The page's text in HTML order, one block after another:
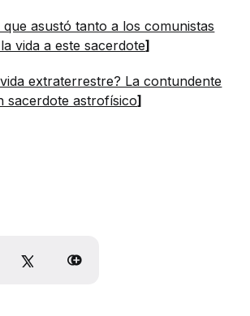
que asustó tanto a los comunistas
vida a este sacerdote]
extraterrestre? La contundente
sacerdote astrofísico]